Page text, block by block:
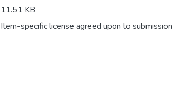
11.51 KB
Item-specific license agreed upon to submission